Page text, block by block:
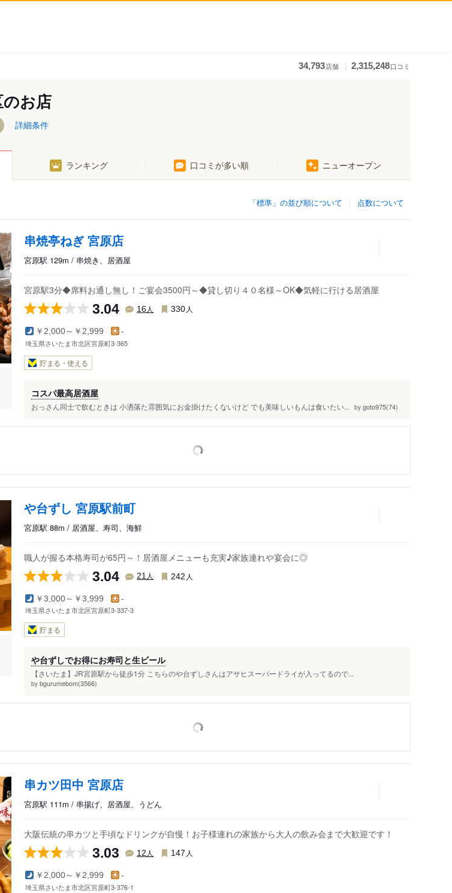
34,793店舗 2,315,248口コミ
お店
詳細条件
ランキング 口コミが多い順 ニューオープン
点数について
「標準」の並び順について
串焼亭ねぎ 宮原店
宮原駅 129m / 串焼き、居酒屋
宮原駅3分◆席料お通し無し！ご宴会3500円～◆貸し切り４０名様～OK◆気軽に行ける居酒屋
3.04 16人 330 人
￥2,000～￥2,999
-
埼玉県さいたま市北区宮原町3-365
貯まる・使える
コスパ最高居酒屋
おっさん同士で飲むときは 小洒落た雰囲気にお金掛けたくないけど でも美味しいもんは食いたい... by goto975(74)
や台ずし 宮原駅前町
宮原駅 88m / 居酒屋、寿司、海鮮
職人が握る本格寿司が65円～！居酒屋メニューも充実♪家族連れや宴会に◎
3.04 21 人 242 人
￥3,000～￥3,999
-
埼玉県さいたま市北区宮原町3-337-3
貯まる
や台ずしでお得にお寿司と生ビール
【さいたま】JR宮原駅から徒歩1分 こちらのや台ずしさんはアサヒスーパードライが入ってるので...
by bgurumebom(3566)
串カツ田中 宮原店
宮原駅 111m / 串揚げ、居酒屋、うどん
大阪伝統の串カツと手頃なドリンクが自慢！お子様連れの家族から大人の飲み会まで大歓迎です！
3.03 12 人 147 人
￥2,000～￥2,999
-
埼玉県さいたま市北区宮原町3-376-1